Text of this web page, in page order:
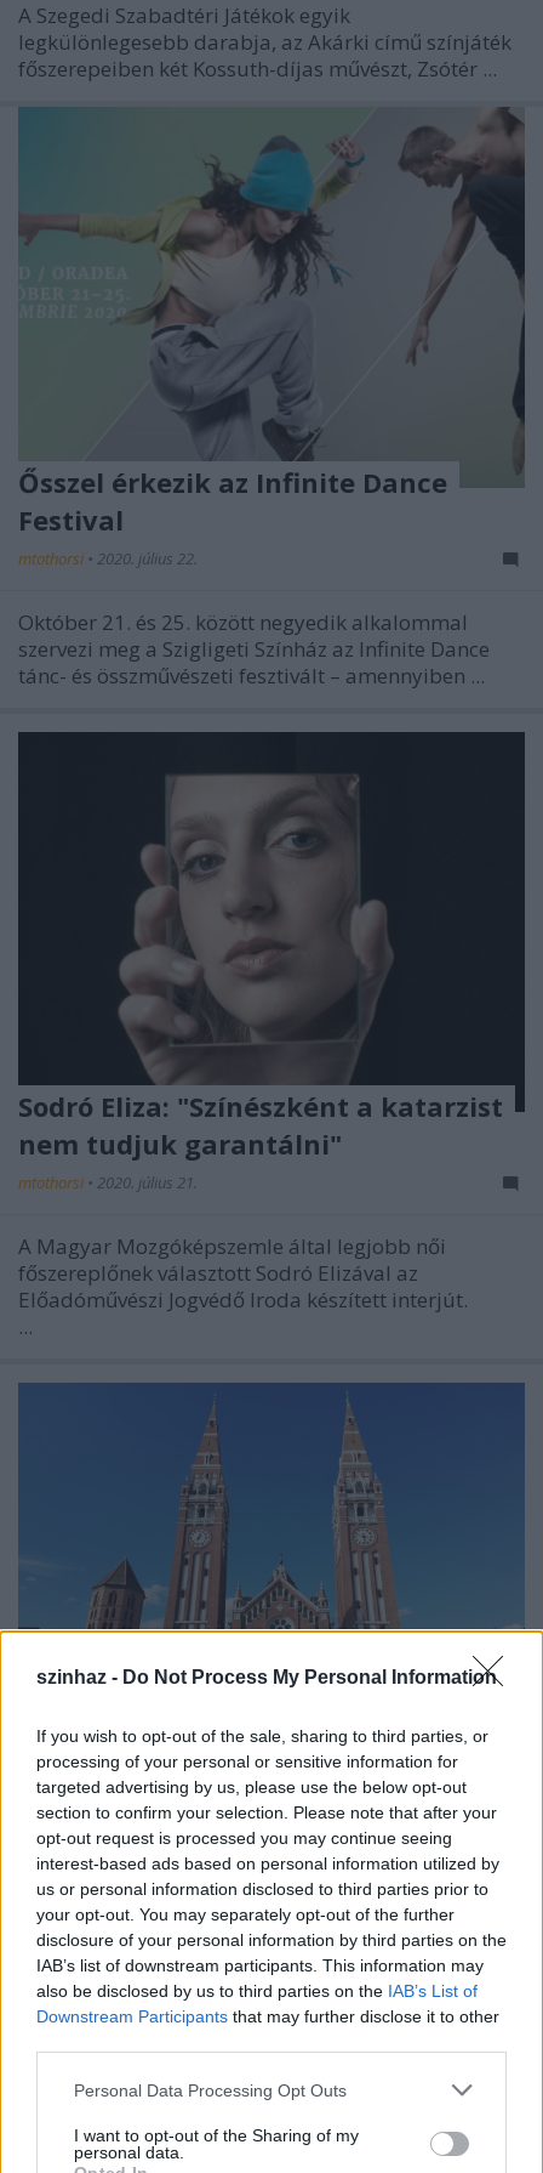
szinhaz - Do Not Process My Personal Information
If you wish to opt-out of the sale, sharing to third parties, or
processing of your personal or sensitive information for
targeted advertising by us, please use the below opt-out
section to confirm your selection. Please note that after your
opt-out request is processed you may continue seeing
interest-based ads based on personal information utilized by
us or personal information disclosed to third parties prior to
your opt-out. You may separately opt-out of the further
disclosure of your personal information by third parties on the
IAB’s list of downstream participants. This information may
also be disclosed by us to third parties on the IAB’s List of
Downstream Participants that may further disclose it to other
Please note that this website/app uses one or more Google
not limited to your visit or usage behaviour. You may click to
grant or deny consent to Google and its third-party tags to
Personal Data Processing Opt Outs
I want to opt-out of the Sharing of my
personal data.
A Szegedi Szabadtéri Játékok egyik
legkülönlegesebb darabja, az Akárki című színjáték
főszerepeiben két Kossuth-díjas művészt, Zsótér ...
Ősszel érkezik az Infinite Dance
Festival
mtothorsi • 2020. július 22.
Október 21. és 25. között negyedik alkalommal
szervezi meg a Szigligeti Színház az Infinite Dance
tánc- és összművészeti fesztivált – amennyiben ...
Sodró Eliza: "Színészként a katarzist
nem tudjuk garantálni"
mtothorsi • 2020. július 21.
A Magyar Mozgóképszemle által legjobb női
főszereplőnek választott Sodró Elizával az
Előadóművészi Jogvédő Iroda készített interjút.
...
Épül a Dóm téri szabadtéri színpad
mtothorsi•2020. július 16.
Megkezdődött a Szegedi Szabadtéri Játékok Dóm
téri játszóhelyének építése. A fesztivál ikonikus
helyszínének számító téren elsőként ...